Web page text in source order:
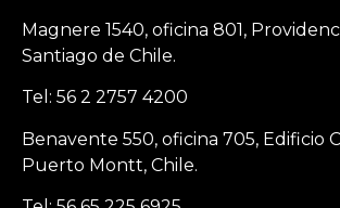
Magnere 1540, oficina 801,
Santiago de Chile.
Tel: 56 2 2757 4200
Benavente 550, oficina 705, Edificio
Puerto Montt, Chile.